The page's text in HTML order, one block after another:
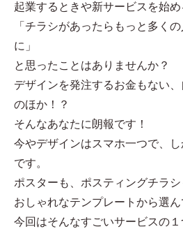
起業するときや新サービスを始め
「チラシがあったらもっと多く
に」
と思ったことはありませんか？
デザインを発注するお金もない
のほか！？
そんなあなたに朗報です！
今やデザインはスマホ一つで、
です。
ポスターも、ポスティングチラシ
おしゃれなテンプレートから選ん
今回はそんなすごいサービスの